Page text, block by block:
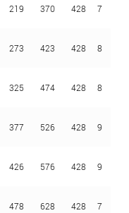
219 370 428 7
273 423 428 8
325 474 428 8
377 526 428 9
426 576 428 9
478 628 428 7